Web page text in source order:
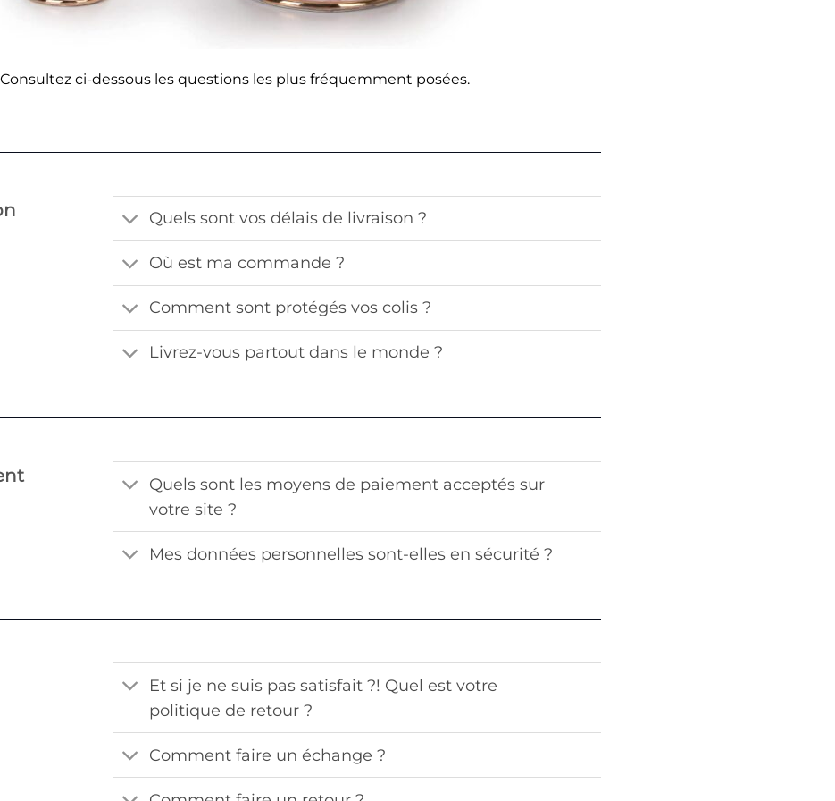
Consultez ci-dessous les questions les plus fréquemment posées.
Quels sont vos délais de livraison ?
Où est ma commande ?
Comment sont protégés vos colis ?
Livrez-vous partout dans le monde ?
Quels sont les moyens de paiement acceptés sur
votre site ?
Mes données personnelles sont-elles en sécurité ?
Et si je ne suis pas satisfait ?! Quel est votre
politique de retour ?
Comment faire un échange ?